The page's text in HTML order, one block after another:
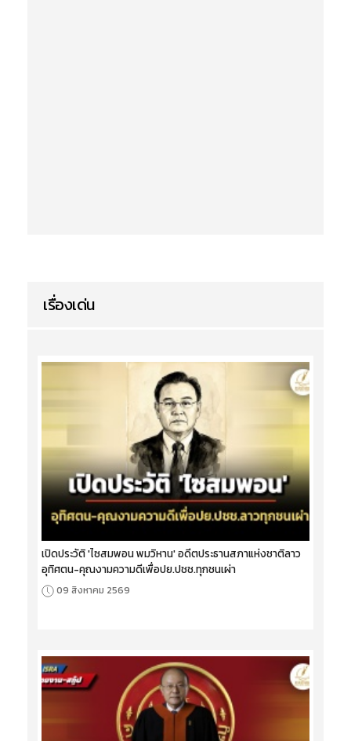
เรื่องเด่น
เปิดประวัติ 'ไซสมพอน พมวิหาน' อดีตประธานสภาแห่งชาติลาว
อุทิศตน-คุณงามความดีเพื่อปย.ปชช.ทุกชนเผ่า
09 สิงหาคม 2569